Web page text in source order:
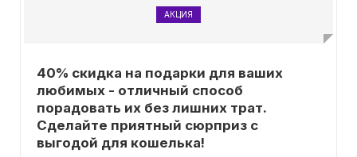
АКЦИЯ
40% скидка на подарки для ваших
любимых - отличный способ
порадовать их без лишних трат.
Сделайте приятный сюрприз с
выгодой для кошелька!